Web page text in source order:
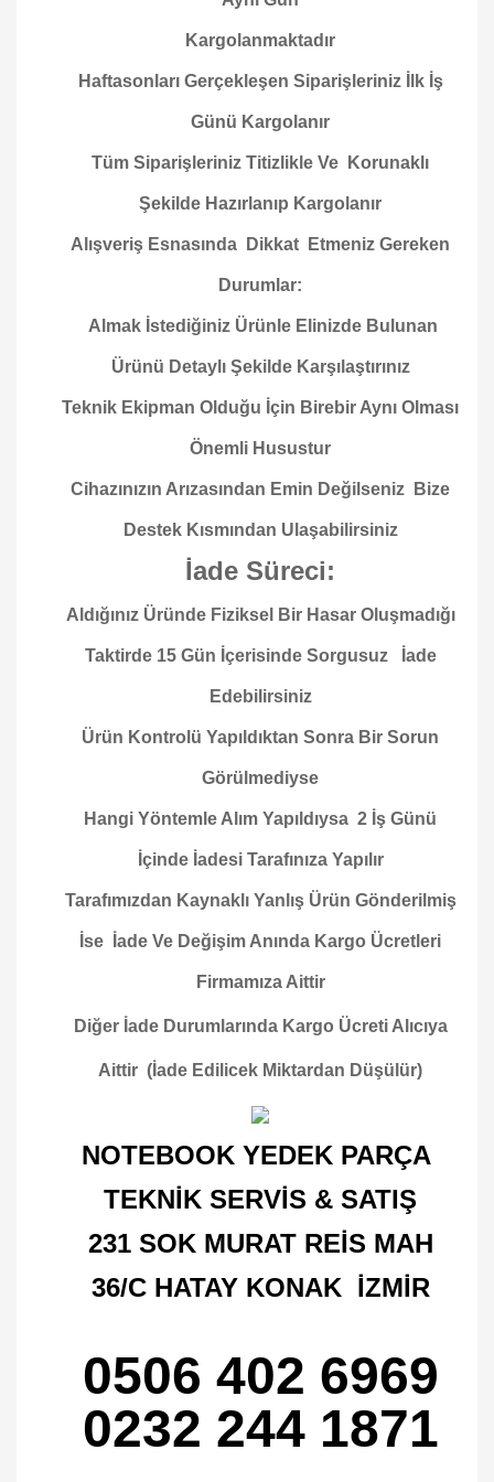
Kargolanmaktadır
Haftasonları Gerçekleşen Siparişleriniz İlk İş
Günü Kargolanır
Tüm Siparişleriniz Titizlikle Ve Korunaklı
Şekilde Hazırlanıp Kargolanır
Alışveriş Esnasında Dikkat Etmeniz Gereken
Durumlar:
Almak İstediğiniz Ürünle Elinizde Bulunan
Ürünü Detaylı Şekilde Karşılaştırınız
Teknik Ekipman Olduğu İçin Birebir Aynı Olması
Önemli Husustur
Cihazınızın Arızasından Emin Değilseniz Bize
Destek Kısmından Ulaşabilirsiniz
İade Süreci:
Aldığınız Üründe Fiziksel Bir Hasar Oluşmadığı
Taktirde 15 Gün İçerisinde Sorgusuz İade
Edebilirsiniz
Ürün Kontrolü Yapıldıktan Sonra Bir Sorun
Görülmediyse
Hangi Yöntemle Alım Yapıldıysa 2 İş Günü
İçinde İadesi Tarafınıza Yapılır
Tarafımızdan Kaynaklı Yanlış Ürün Gönderilmiş
İse İade Ve Değişim Anında Kargo Ücretleri
Firmamıza Aittir
Diğer İade Durumlarında Kargo Ücreti Alıcıya
Aittir (İade Edilicek Miktardan Düşülür)
NOTEBOOK YEDEK PARÇA
TEKNİK SERVİS & SATIŞ
231 SOK MURAT REİS MAH
36/C HATAY KONAK İZMİR
0506 402 6969
0232 244 1871